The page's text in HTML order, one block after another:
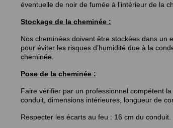
éventuelle de noir de fumée à l’intérieur de la
Stockage de la cheminée :
Nos cheminées doivent être stockées dans un
pour éviter les risques d’humidité due à la
cheminée.
Pose de la cheminée :
Faire vérifier par un professionnel compétent
conduit, dimensions intérieures, longueur de
Respecter les écarts au feu : 16 cm du conduit.